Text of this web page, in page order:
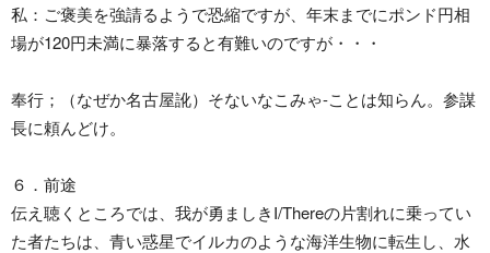
私：ご褒美を強請るようで恐縮ですが、年末までにポンド円相
場が120円未満に暴落すると有難いのですが・・・
奉行；（なぜか名古屋訛）そないなこみゃ-ことは知らん。参謀
長に頼んどけ。
６．前途
伝え聴くところでは、我が勇ましきI/Thereの片割れに乗ってい
た者たちは、青い惑星でイルカのような海洋生物に転生し、水